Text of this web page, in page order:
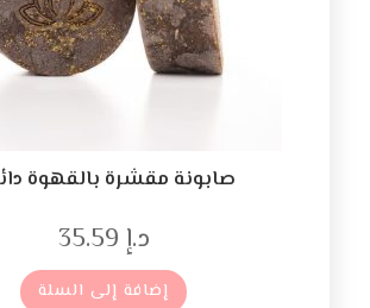
صابونة مقشرة بالقهوة
د.إ
إضافة إلى السلة